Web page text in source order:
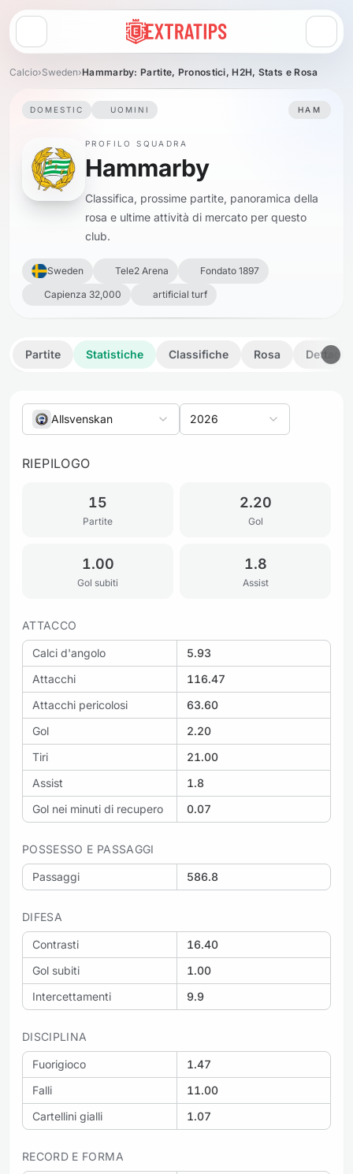
Apri menu
Calcio›Sweden›Hammarby: Partite, Pronostici, H2H, Stats e Rosa
DOMESTIC UOMINI HAM
PROFILO SQUADRA
Hammarby
Classifica, prossime partite, panoramica della
rosa e ultime attività di mercato per questo
club.
Sweden Tele2 Arena
Fondato 1897
Capienza 32,000
artificial turf
Partite Statistiche Classifiche Rosa Dettagli
Allsvenskan 2026
RIEPILOGO
15
Partite
2.20
Gol
1.00
Gol subiti
1.8
Assist
ATTACCO
Calci d'angolo
5.93
Attacchi
116.47
Attacchi pericolosi
63.60
Gol
2.20
Tiri
21.00
Assist
1.8
Gol nei minuti di recupero
0.07
POSSESSO E PASSAGGI
Passaggi 586.8
DIFESA
Contrasti
16.40
Gol subiti
1.00
Intercettamenti
9.9
DISCIPLINA
Fuorigioco
1.47
Falli
11.00
Cartellini gialli
1.07
RECORD E FORMA